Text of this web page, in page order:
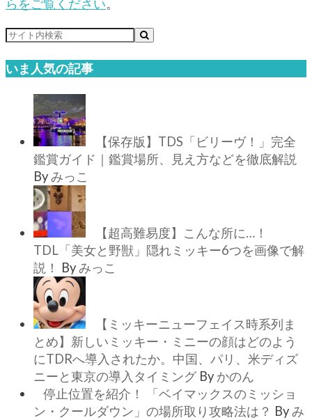
らをご覧ください。
いま人気の記事
【保存版】TDS「ビリーヴ！」完全
鑑賞ガイド｜鑑賞場所、見え方などを徹底解説
Byみっこ
【超高難易度】こんな所に…！
TDL「美女と野獣」隠れミッキー6つを画像で解
説！
Byみっこ
【ミッキーニューフェイス時系列ま
とめ】新しいミッキー・ミニーの顔はどのよう
にTDRへ導入されたか。中国、パリ、米ディズ
ニーと東京の導入タイミング By かのん
停止位置を紹介！ 「ベイマックスのミッショ
ン・クールダウン」の場所取り攻略法は？ Byみ